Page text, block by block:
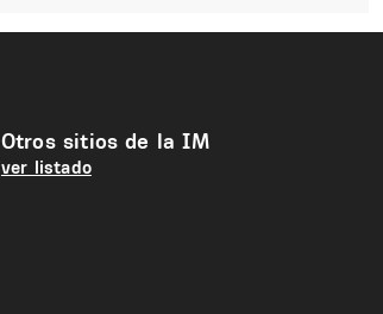
Otros sitios de la IM
ver listado